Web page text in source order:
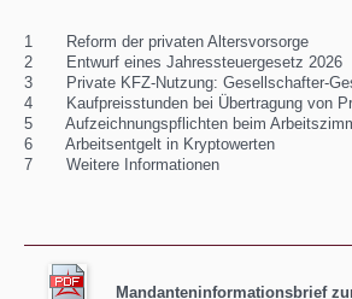
1 Reform der privaten Altersvorsorge
2 Entwurf eines Jahressteuergesetz 2026
3 Private KFZ-Nutzung: Gesellschafter-
4 Kaufpreisstunden bei Übertragung von
5 Aufzeichnungspflichten beim
6 Arbeitsentgelt in Kryptowerten
7 Weitere Informationen
Mandanteninformationsbrief